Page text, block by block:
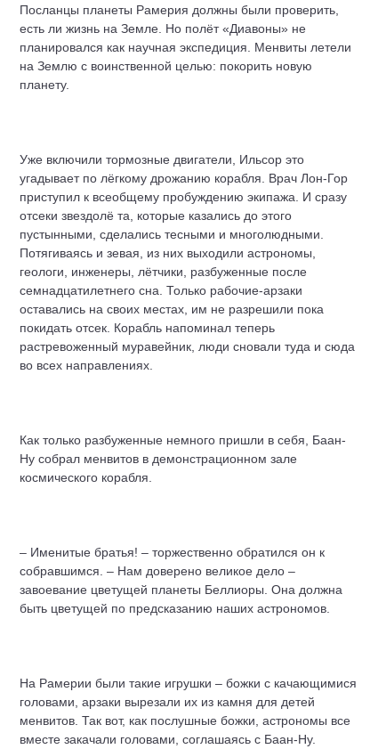
Посланцы планеты Рамерия должны были проверить,
есть ли жизнь на Земле. Но полёт «Диавоны» не
планировался как научная экспедиция. Менвиты летели
на Землю с воинственной целью: покорить новую
планету.
Уже включили тормозные двигатели, Ильсор это
угадывает по лёгкому дрожанию корабля. Врач Лон-Гор
приступил к всеобщему пробуждению экипажа. И сразу
отсеки звездолё та, которые казались до этого
пустынными, сделались тесными и многолюдными.
Потягиваясь и зевая, из них выходили астрономы,
геологи, инженеры, лётчики, разбуженные после
семнадцатилетнего сна. Только рабочие-арзаки
оставались на своих местах, им не разрешили пока
покидать отсек. Корабль напоминал теперь
растревоженный муравейник, люди сновали туда и сюда
во всех направлениях.
Как только разбуженные немного пришли в себя, Баан-
Ну собрал менвитов в демонстрационном зале
космического корабля.
– Именитые братья! – торжественно обратился он к
собравшимся. – Нам доверено великое дело –
завоевание цветущей планеты Беллиоры. Она должна
быть цветущей по предсказанию наших астрономов.
На Рамерии были такие игрушки – божки с качающимися
головами, арзаки вырезали их из камня для детей
менвитов. Так вот, как послушные божки, астрономы все
вместе закачали головами, соглашаясь с Баан-Ну.